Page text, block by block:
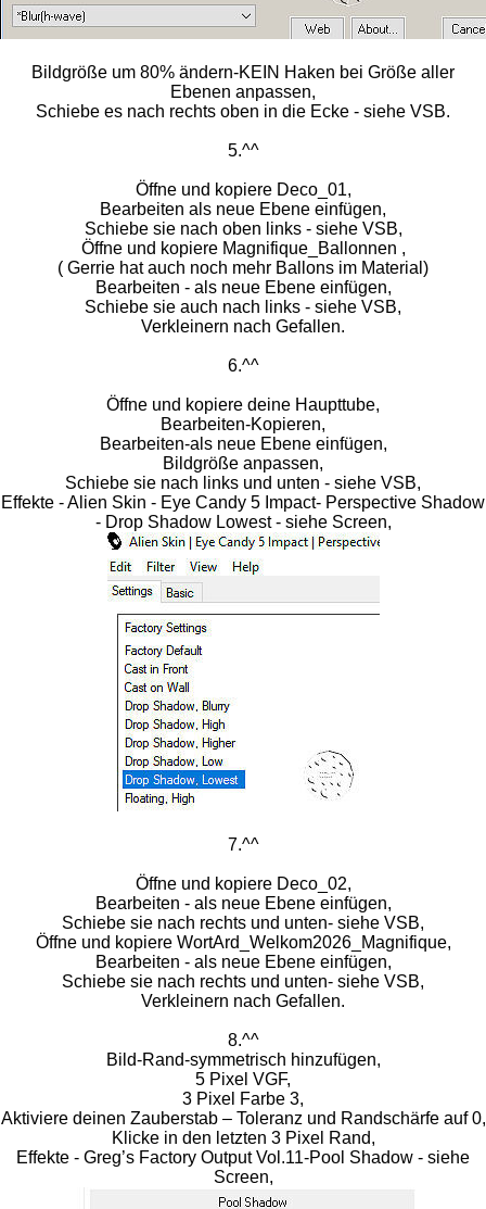
Bildgröße um 80% ändern-KEIN Haken bei Größe aller
Ebenen anpassen,
Schiebe es nach rechts oben in die Ecke - siehe VSB.
5.^^
Öffne und kopiere Deco_01,
Bearbeiten als neue Ebene einfügen,
Schiebe sie nach oben links - siehe VSB,
Öffne und kopiere Magnifique_Ballonnen ,
( Gerrie hat auch noch mehr Ballons im Material)
Bearbeiten - als neue Ebene einfügen,
Schiebe sie auch nach links - siehe VSB,
Verkleinern nach Gefallen.
6.^^
Öffne und kopiere deine Haupttube,
Bearbeiten-Kopieren,
Bearbeiten-als neue Ebene einfügen,
Bildgröße anpassen,
Schiebe sie nach links und unten - siehe VSB,
Effekte - Alien Skin - Eye Candy 5 Impact- Perspective Shadow
- Drop Shadow Lowest - siehe Screen,
7.^^
Öffne und kopiere Deco_02,
Bearbeiten - als neue Ebene einfügen,
Schiebe sie nach rechts und unten- siehe VSB,
Öffne und kopiere WortArd_Welkom2026_Magnifique,
Bearbeiten - als neue Ebene einfügen,
Schiebe sie nach rechts und unten- siehe VSB,
Verkleinern nach Gefallen.
8.^^
Bild-Rand-symmetrisch hinzufügen,
5 Pixel VGF,
3 Pixel Farbe 3,
Aktiviere deinen Zauberstab – Toleranz und Randschärfe auf 0,
Klicke in den letzten 3 Pixel Rand,
Effekte - Greg’s Factory Output Vol.11-Pool Shadow - siehe
Screen,